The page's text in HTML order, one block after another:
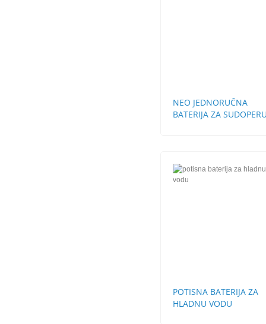
NEO JEDNORUČNA
BATERIJA ZA
POTISNA BATERIJA ZA
HLADNU VODU